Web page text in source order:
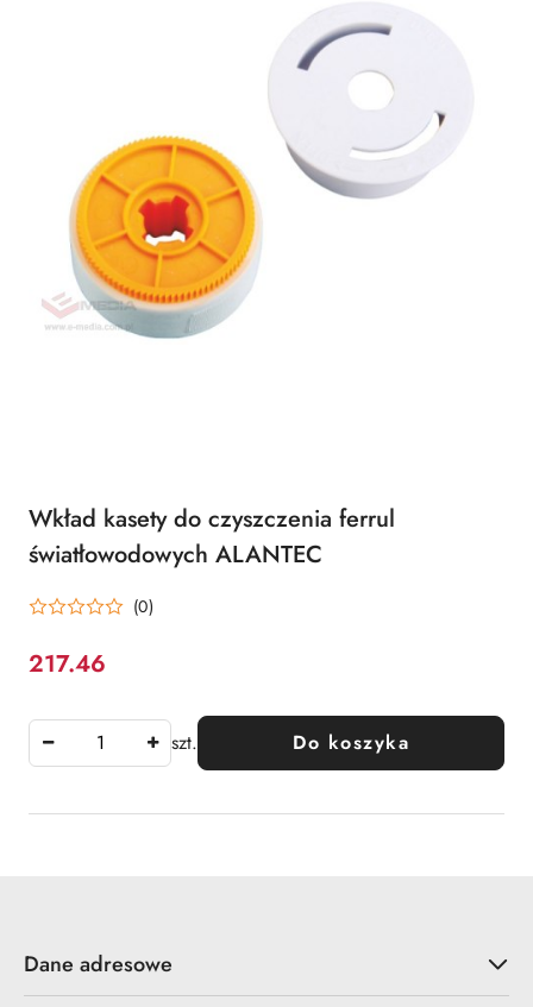
Wkład kasety do czyszczenia ferrul
światłowodowych ALANTEC
(0)
Cena:
217.46
szt. Do koszyka
Dane adresowe